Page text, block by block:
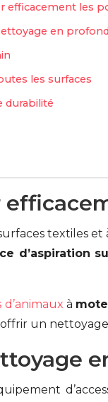
efficacement les
en
les surfaces
durabilité
textiles
d’aspiration
à
un